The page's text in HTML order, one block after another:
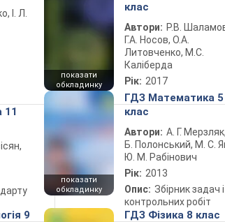
І. Л.
показати
обкладинку
клас
Автори: Р.В.
Г.А. Носов, О.А.
Литовченко, М.С.
Каліберда
Рік: 2017
11
показати
обкладинку
ГДЗ Математика 5
клас
Автори: А. Г.
Б. Полонський, М. С.
Ю. М. Рабінович
Рік: 2013
Опис: Збірник задач і
контрольних робіт
9
ГДЗ Фізика 8 клас